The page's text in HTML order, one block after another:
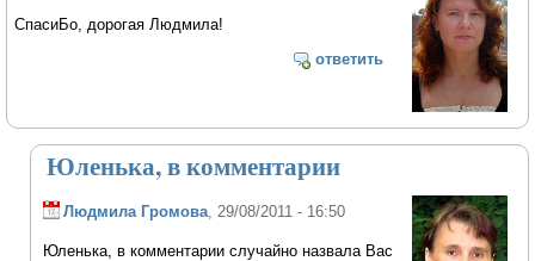
СпасиБо, дорогая Людмила!
ответить
Юленька, в комментарии
Людмила Громова , 29/08/2011 - 16:50
Юленька, в комментарии случайно назвала Вас